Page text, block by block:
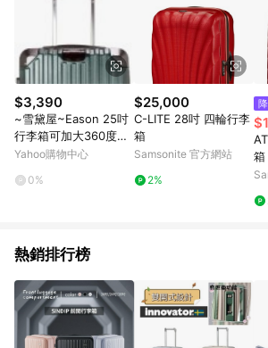
扣 (含折價券折扣)】、【P幣扣抵】、【現金積
運費】等金額。 《6》符合LINE POINTS回饋資
家訂單頁面標示「LINE回饋」，若無此標示則
POINTS點數資格亦不得使用點數紅包 。 《7》
「單一商品最高回饋點數」機制 (特殊活動時開
限」)，以同一訂單中同一商品不論件數計算，並
當下LINE購物所設定的回饋機制為準。 《8》
訊整合性平台，商品資料更新會有時間差，如顯
顏色、價位、贈品與PChome 24h購物銷售網頁
頁標示為準！
$3,390
~雪黛屋~Eason 25吋
行李箱可加大360度旋
轉避震飛機輪防撞護角
U009
Yahoo購物中心
0%
$25,000
C-LITE 28吋 四輪行李
箱
Samsonite 官方網站
2%
箱
熱銷排行榜